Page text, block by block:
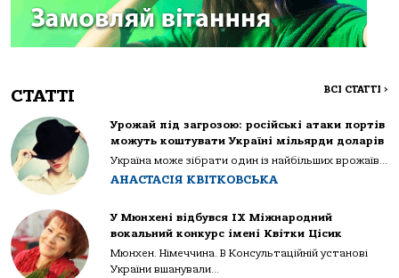
СТАТТІ ВСІ СТАТТІ >
Урожай під загрозою: російські атаки портів
можуть коштувати Україні мільярди доларів
Україна може зібрати один із найбільших врожаїв...
АНАСТАСІЯ КВІТКОВСЬКА
У Мюнхені відбувся IX Міжнародний
вокальний конкурс імені Квітки Цісик
Мюнхен. Німеччина. В Консультаційній установі
України вшанували...